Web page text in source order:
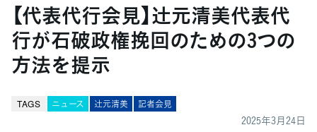
【代表代行会見】辻󠄀元清美代表代
行が石破政権挽回のための3つの
方法を提示
TAGS ニュース 辻󠄀元清美 記者会見
2025年3月24日